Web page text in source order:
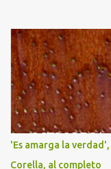
'Es amarga la
Corella, al completo